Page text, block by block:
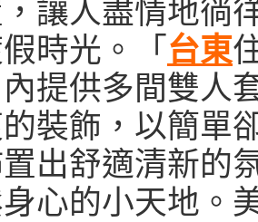
讓人盡情地徜
時光。「 台東
提供多間雙人
裝飾，以簡單
出舒適清新的
心的小天地。